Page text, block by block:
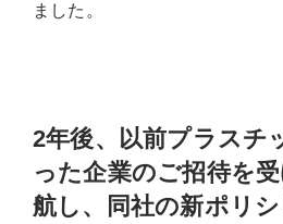
ました。
2年後、以前プラスチ
った企業のご招待を
航し、同社の新ポリ